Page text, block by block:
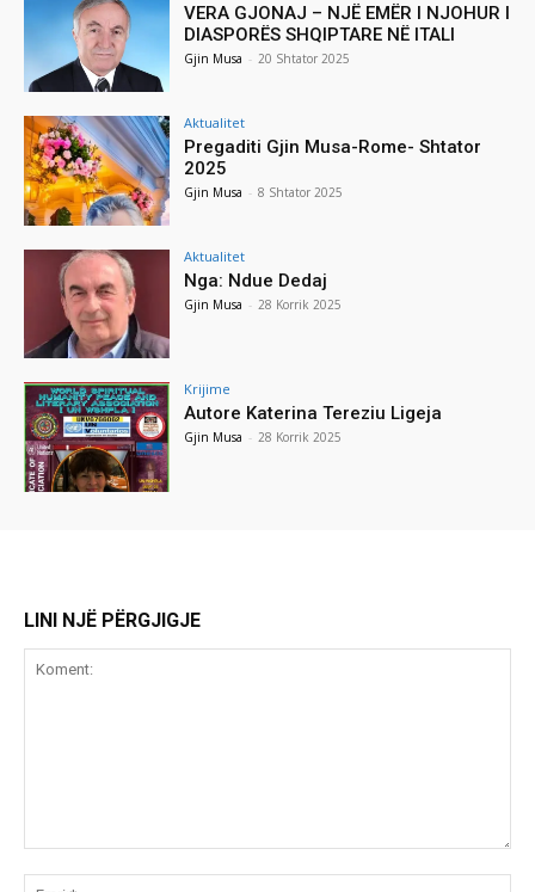
VERA GJONAJ – NJË EMËR I NJOHUR I
DIASPORËS SHQIPTARE NË ITALI
Gjin Musa - 20 Shtator 2025
Aktualitet
Pregaditi Gjin Musa-Rome- Shtator
2025
Gjin Musa - 8 Shtator 2025
Aktualitet
Nga: Ndue Dedaj
Gjin Musa - 28 Korrik 2025
Krijime
Autore Katerina Tereziu Ligeja
Gjin Musa - 28 Korrik 2025
LINI NJË PËRGJIGJE